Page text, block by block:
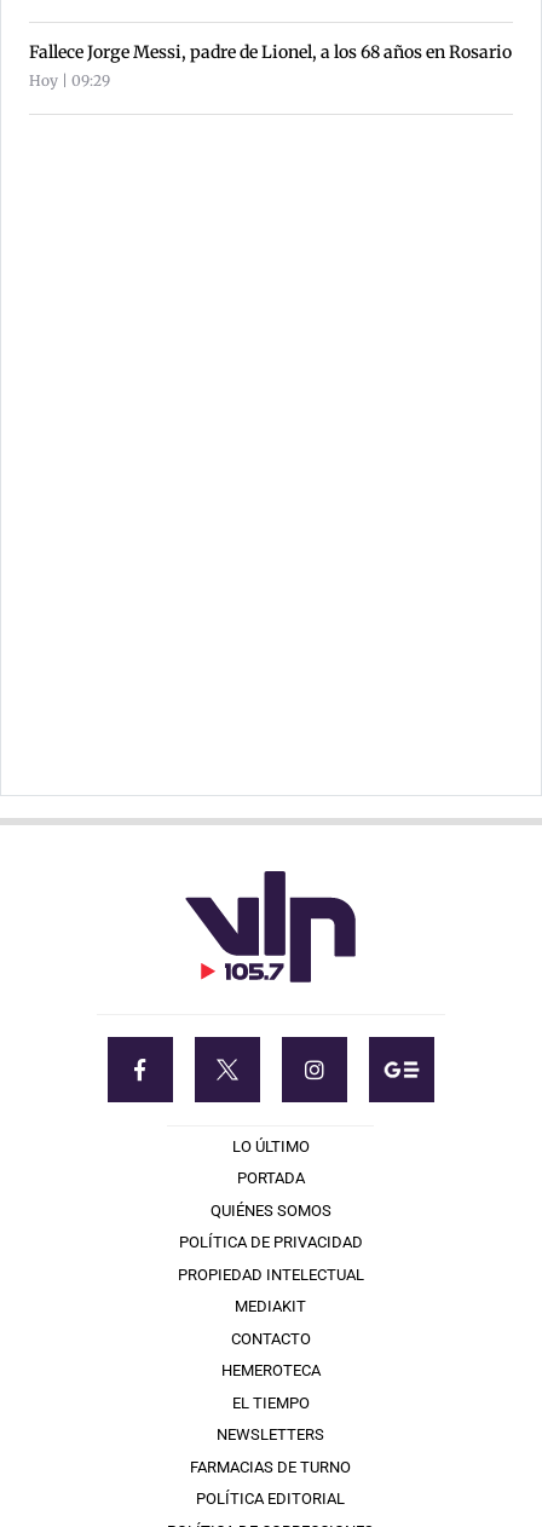
Fallece Jorge Messi, padre de Lionel, a los 68 años en Rosario
Hoy | 09:29
LO ÚLTIMO
PORTADA
QUIÉNES SOMOS
POLÍTICA DE PRIVACIDAD
PROPIEDAD INTELECTUAL
MEDIAKIT
CONTACTO
HEMEROTECA
EL TIEMPO
NEWSLETTERS
FARMACIAS DE TURNO
POLÍTICA EDITORIAL